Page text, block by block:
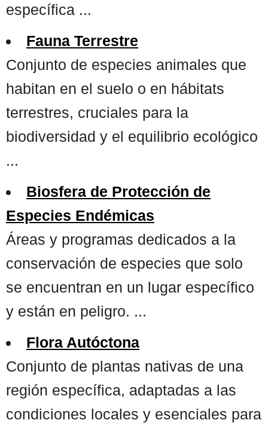
específica ...
Fauna Terrestre
Conjunto de especies animales que
habitan en el suelo o en hábitats
terrestres, cruciales para la
biodiversidad y el equilibrio ecológico
...
Biosfera de Protección de
Especies Endémicas
Áreas y programas dedicados a la
conservación de especies que solo
se encuentran en un lugar específico
y están en peligro. ...
Flora Autóctona
Conjunto de plantas nativas de una
región específica, adaptadas a las
condiciones locales y esenciales para